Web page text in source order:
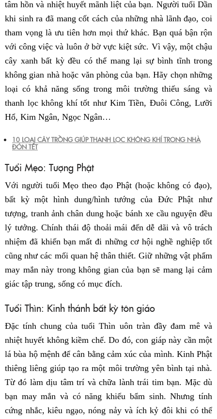
tâm hồn và nhiệt huyết mãnh liệt của bạn. Người tuổi Dần
khi sinh ra đã mang cốt cách của những nhà lãnh đạo, coi
tham vọng là ưu tiên hơn mọi thứ khác. Bạn quá bận rộn
với công việc và luôn ở bờ vực kiệt sức. Vì vậy, một chậu
cây xanh bất kỳ đều có thể mang lại sự bình tĩnh trong
không gian nhà hoặc văn phòng của bạn. Hãy chọn những
loại có khả năng sống trong môi trường thiếu sáng và
thanh lọc không khí tốt như Kim Tiền, Đuôi Công, Lưỡi
Hổ, Kim Ngân, Ngọc Ngân…
10 LOẠI CÂY TRỒNG GIÚP THANH LỌC KHÔNG KHÍ TRONG NHÀ
ĐÓN TẾT
Tuổi Mẹo: Tượng Phật
Với người tuổi Mẹo theo đạo Phật (hoặc không có đạo),
bất kỳ một hình dung/hình tướng của Đức Phật như
tượng, tranh ảnh chân dung hoặc bánh xe cầu nguyện đều
lý tưởng. Chính thái độ thoải mái đến dễ dãi và vô trách
nhiệm đã khiến bạn mất đi những cơ hội nghề nghiệp tốt
cũng như các mối quan hệ thân thiết. Giữ những vật phẩm
may mắn này trong không gian của bạn sẽ mang lại cảm
giác tập trung, sống có mục đích.
Tuổi Thìn: Kinh thánh bất kỳ tôn giáo
Đặc tính chung của tuổi Thìn uôn tràn đầy đam mê và
nhiệt huyết không kiềm chế. Do đó, con giáp này cần một
lá bùa hộ mệnh để cân bằng cảm xúc của mình. Kinh Phật
thiêng liêng giúp tạo ra một môi trường yên bình tại nhà.
Từ đó làm dịu tâm trí và chữa lành trái tim bạn. Mặc dù
bạn may mắn và có năng khiếu bẩm sinh. Nhưng tính
cứng nhắc, kiêu ngạo, nóng nảy và ích kỷ đôi khi có thể